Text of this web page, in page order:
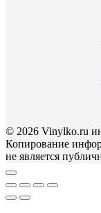
© 2026 Vinylko.ru
Копирование
не является